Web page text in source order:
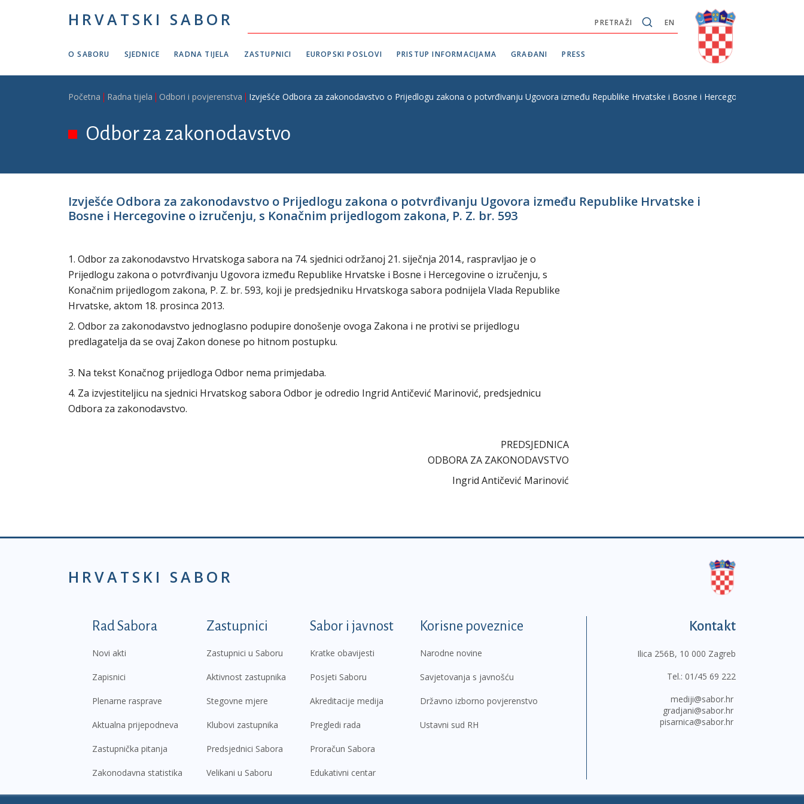
HRVATSKI SABOR EN
PRETRAŽI
O SABORU SJEDNICE RADNA TIJELA ZASTUPNICI EUROPSKI POSLOVI PRISTUP INFORMACIJAMA GRAĐANI PRESS
Breadcrumb
Početna Radna tijela Odbori i povjerenstva Izvješće Odbora za zakonodavstvo o Prijedlogu zakona o potvrđivanju Ugovora između Republike Hrvatske i Bosne i Hercegovine o
Odbor za zakonodavstvo
Izvješće Odbora za zakonodavstvo o Prijedlogu zakona o potvrđivanju Ugovora između Republike Hrvatske i
Bosne i Hercegovine o izručenju, s Konačnim prijedlogom zakona, P. Z. br. 593
1. Odbor za zakonodavstvo Hrvatskoga sabora na 74. sjednici održanoj 21. siječnja 2014., raspravljao je o
Prijedlogu zakona o potvrđivanju Ugovora između Republike Hrvatske i Bosne i Hercegovine o izručenju, s
Konačnim prijedlogom zakona, P. Z. br. 593, koji je predsjedniku Hrvatskoga sabora podnijela Vlada Republike
Hrvatske, aktom 18. prosinca 2013.
2. Odbor za zakonodavstvo jednoglasno podupire donošenje ovoga Zakona i ne protivi se prijedlogu
predlagatelja da se ovaj Zakon donese po hitnom postupku.
3. Na tekst Konačnog prijedloga Odbor nema primjedaba.
4. Za izvjestiteljicu na sjednici Hrvatskog sabora Odbor je odredio Ingrid Antičević Marinović, predsjednicu
Odbora za zakonodavstvo.
PREDSJEDNICA
ODBORA ZA ZAKONODAVSTVO
Ingrid Antičević Marinović
HRVATSKI SABOR
Podnožje prvi izbornik
Rad Sabora
Novi akti
Zapisnici
Plenarne rasprave
Aktualna prijepodneva
Zastupnička pitanja
Zakonodavna statistika
Zastupnici
Zastupnici u Saboru
Aktivnost zastupnika
Stegovne mjere
Klubovi zastupnika
Predsjednici Sabora
Velikani u Saboru
Sabor i javnost
Kratke obavijesti
Posjeti Saboru
Akreditacije medija
Pregledi rada
Proračun Sabora
Edukativni centar
Korisne poveznice
Narodne novine
Savjetovanja s javnošću
Državno izborno povjerenstvo
Ustavni sud RH
Kontakt
Ilica 256B, 10 000 Zagreb
Tel.: 01/45 69 222
mediji@sabor.hr
gradjani@sabor.hr
pisarnica@sabor.hr